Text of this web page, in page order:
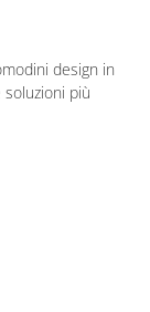
design in
più